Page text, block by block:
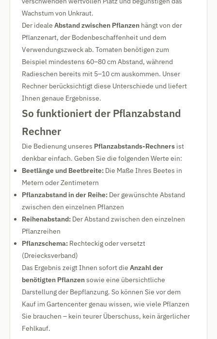
Wachstum von Unkraut.
Der ideale Abstand zwischen Pflanzen hängt von der
Pflanzenart, der Bodenbeschaffenheit und dem
Verwendungszweck ab. Tomaten benötigen zum
Beispiel mindestens 60–80 cm Abstand, während
Radieschen bereits mit 5–10 cm auskommen. Unser
Rechner berücksichtigt diese Unterschiede und liefert
Ihnen genaue Ergebnisse.
So funktioniert der Pflanzabstand
Rechner
Die Bedienung unseres Pflanzabstands-Rechners ist
denkbar einfach. Geben Sie die folgenden Werte ein:
Beetlänge und Beetbreite: Die Maße Ihres Beetes in
Metern oder Zentimetern
Pflanzabstand in der Reihe: Der gewünschte Abstand
zwischen den einzelnen Pflanzen
Reihenabstand: Der Abstand zwischen den einzelnen
Pflanzreihen
Pflanzschema: Rechteckig oder versetzt
(Dreiecksverband)
Das Ergebnis zeigt Ihnen sofort die Anzahl der
benötigten Pflanzensowie eine übersichtliche
Darstellung der Bepflanzung. So können Sie vor dem
Kauf im Gartencenter genau wissen, wie viele Pflanzen
Sie brauchen – kein teurer Überschuss, kein ärgerlicher
Fehlkauf.